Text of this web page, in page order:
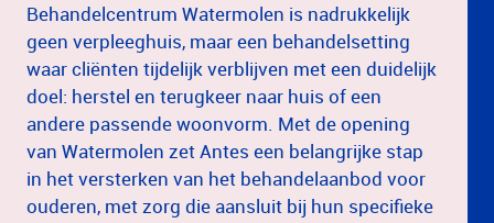
Behandelcentrum Watermolen is nadrukkelijk
geen verpleeghuis, maar een behandelsetting
waar cliënten tijdelijk verblijven met een duidelijk
doel: herstel en terugkeer naar huis of een
andere passende woonvorm. Met de opening
van Watermolen zet Antes een belangrijke stap
in het versterken van het behandelaanbod voor
ouderen, met zorg die aansluit bij hun specifieke